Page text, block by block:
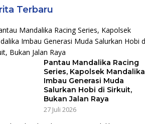
Terbaru
Pantau Mandalika Racing
Series, Kapolsek Mandalika
Imbau Generasi Muda
Salurkan Hobi di Sirkuit,
Bukan Jalan Raya
27 Juli 2026